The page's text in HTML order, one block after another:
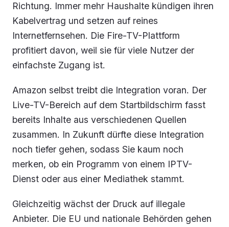
Richtung. Immer mehr Haushalte kündigen ihren
Kabelvertrag und setzen auf reines
Internetfernsehen. Die Fire-TV-Plattform
profitiert davon, weil sie für viele Nutzer der
einfachste Zugang ist.
Amazon selbst treibt die Integration voran. Der
Live-TV-Bereich auf dem Startbildschirm fasst
bereits Inhalte aus verschiedenen Quellen
zusammen. In Zukunft dürfte diese Integration
noch tiefer gehen, sodass Sie kaum noch
merken, ob ein Programm von einem IPTV-
Dienst oder aus einer Mediathek stammt.
Gleichzeitig wächst der Druck auf illegale
Anbieter. Die EU und nationale Behörden gehen